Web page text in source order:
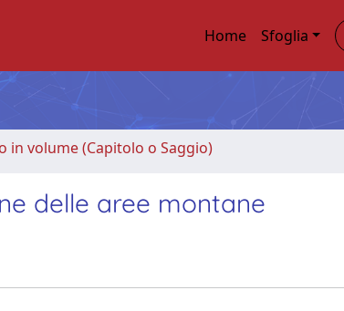
Home Sfoglia
in volume (Capitolo o Saggio)
delle aree montane